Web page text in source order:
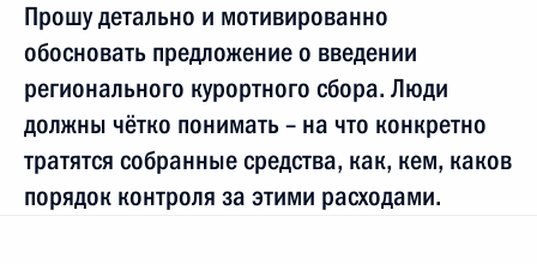
Прошу детально и мотивированно
обосновать предложение о введении
регионального курортного сбора. Люди
должны чётко понимать – на что конкретно
тратятся собранные средства, как, кем, каков
порядок контроля за этими расходами.